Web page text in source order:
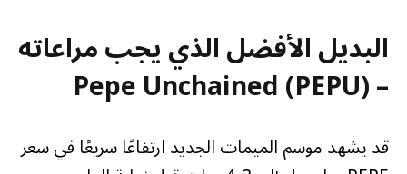
البديل الأفضل الذي يجب مراعاته
– Pepe Unchained (PEPU)
قد يشهد موسم الميمات الجديد ارتفاعًا سريعًا في سعر